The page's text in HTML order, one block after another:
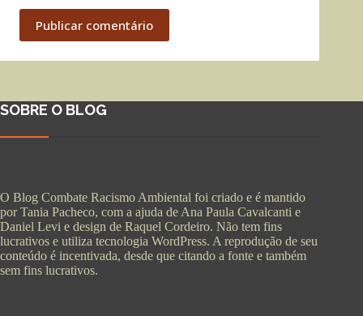
Publicar comentário
SOBRE O BLOG
O Blog Combate Racismo Ambiental foi criado e é mantido
por Tania Pacheco, com a ajuda de Ana Paula Cavalcanti e
Daniel Levi e design de Raquel Cordeiro. Não tem fins
lucrativos e utiliza tecnologia WordPress. A reprodução de seu
conteúdo é incentivada, desde que citando a fonte e também
sem fins lucrativos.